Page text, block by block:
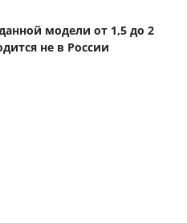
модели от 1,5 до 2
не в России